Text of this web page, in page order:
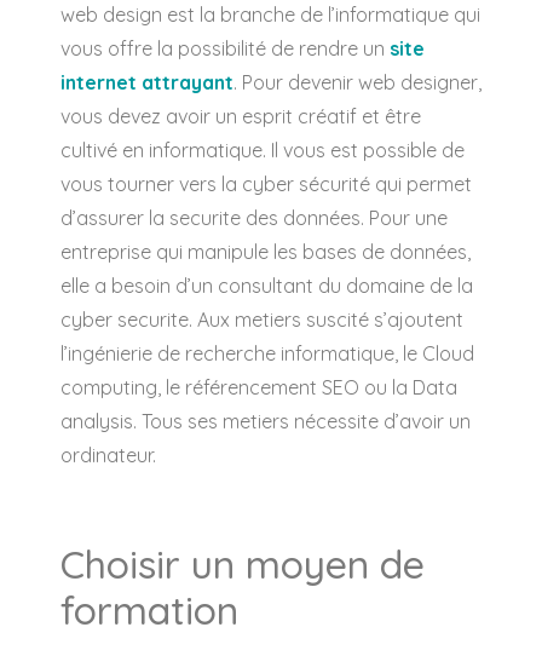
web design est la branche de l’informatique qui
vous offre la possibilité de rendre un site
internet attrayant. Pour devenir web designer,
vous devez avoir un esprit créatif et être
cultivé en informatique. Il vous est possible de
vous tourner vers la cyber sécurité qui permet
d’assurer la securite des données. Pour une
entreprise qui manipule les bases de données,
elle a besoin d’un consultant du domaine de la
cyber securite. Aux metiers suscité s’ajoutent
l’ingénierie de recherche informatique, le Cloud
computing, le référencement SEO ou la Data
analysis. Tous ses metiers nécessite d’avoir un
ordinateur.
Choisir un moyen de
formation